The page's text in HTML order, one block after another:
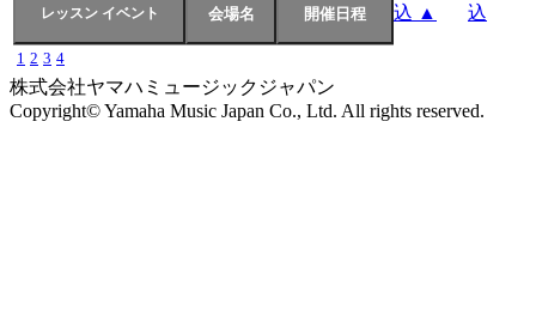
込 ▲
込
1 2 3 4
株式会社ヤマハミュージックジャパン
Copyright© Yamaha Music Japan Co., Ltd. All rights reserved.